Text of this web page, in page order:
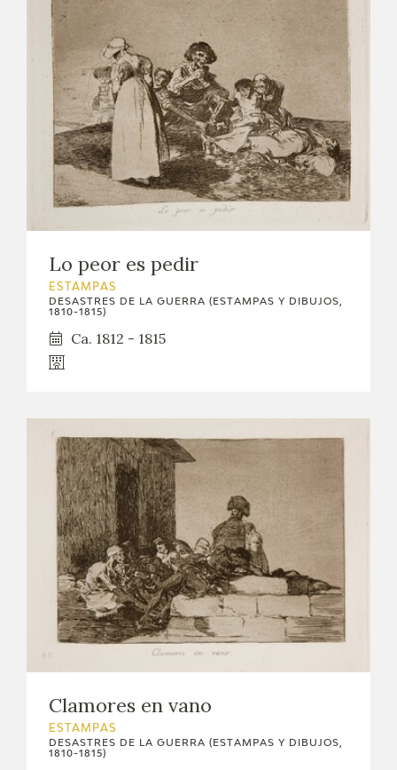
Lo peor es pedir
ESTAMPAS
DESASTRES DE LA GUERRA (ESTAMPAS Y DIBUJOS,
1810-1815)
Ca. 1812 - 1815
Clamores en vano
ESTAMPAS
DESASTRES DE LA GUERRA (ESTAMPAS Y DIBUJOS,
1810-1815)